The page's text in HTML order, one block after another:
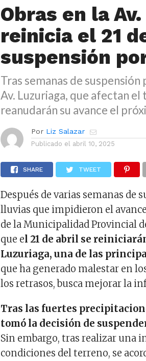
Obras en la
reinicia el 21
suspensión
Tras semanas de suspensión
Av. Luzuriaga, que afectan
reanudarán su avance el
Por Liz Salazar
Publicado el abril 10, 2025
SHARE TWEET
Después de varias semanas de
lluvias que impidieron el
de la Municipalidad Provincial
que el 21 de abril se
Luzuriaga, una de las
que ha generado malestar en
los retrasos, busca mejorar la
Tras las fuertes
tomó la decisión de
Sin embargo, tras realizar una
condiciones del terreno, se